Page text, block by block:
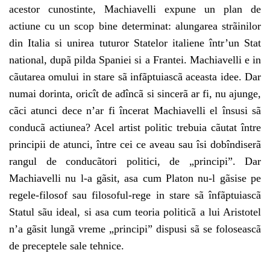
acestor cunostinte, Machiavelli expune un plan de
actiune cu un scop bine determinat: alungarea strãinilor
din Italia si unirea tuturor Statelor italiene într’un Stat
national, dupã pilda Spaniei si a Frantei. Machiavelli e in
cãutarea omului in stare sã infãptuiascã aceasta idee. Dar
numai dorinta, oricît de adîncã si sincerã ar fi, nu ajunge,
cãci atunci dece n’ar fi încerat Machiavelli el însusi sã
conducã actiunea? Acel artist politic trebuia cãutat între
principii de atunci, între cei ce aveau sau îsi dobîndiserã
rangul de conducãtori politici, de „principi”. Dar
Machiavelli nu l-a gãsit, asa cum Platon nu-l gãsise pe
regele-filosof sau filosoful-rege in stare sã înfãptuiascã
Statul sãu ideal, si asa cum teoria politicã a lui Aristotel
n’a gãsit lungã vreme „principi” dispusi sã se foloseascã
de preceptele sale tehnice.